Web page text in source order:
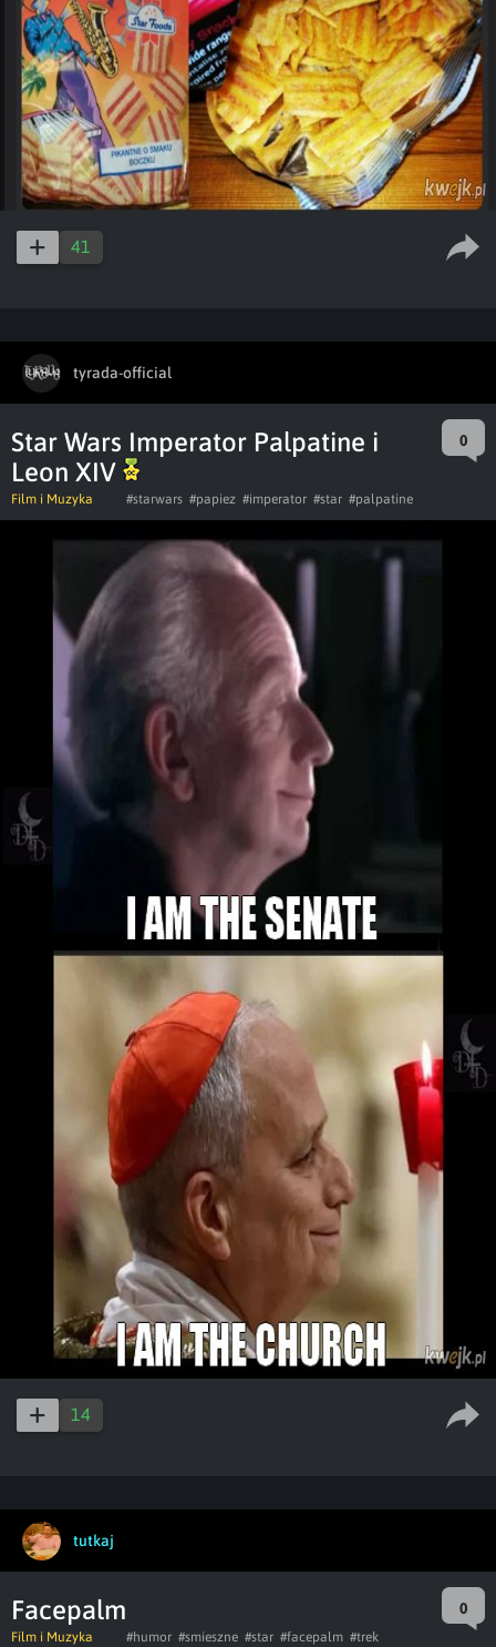
41
tyrada-official
Star Wars Imperator Palpatine i
Leon XIV
0
Film i Muzyka #starwars #papiez #imperator #star #palpatine
14
tutkaj
Facepalm 0
Film i Muzyka #humor #smieszne #star #facepalm #trek